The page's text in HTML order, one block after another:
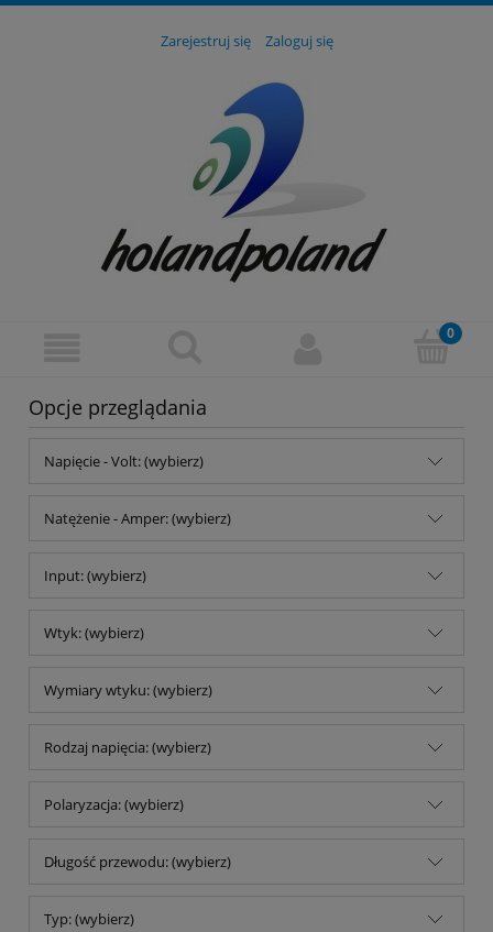
Zarejestruj się Zaloguj się
Opcje przeglądania
Napięcie - Volt: (wybierz)
Natężenie - Amper: (wybierz)
Input: (wybierz)
Wtyk: (wybierz)
Wymiary wtyku: (wybierz)
Rodzaj napięcia: (wybierz)
Polaryzacja: (wybierz)
Długość przewodu: (wybierz)
Typ: (wybierz)